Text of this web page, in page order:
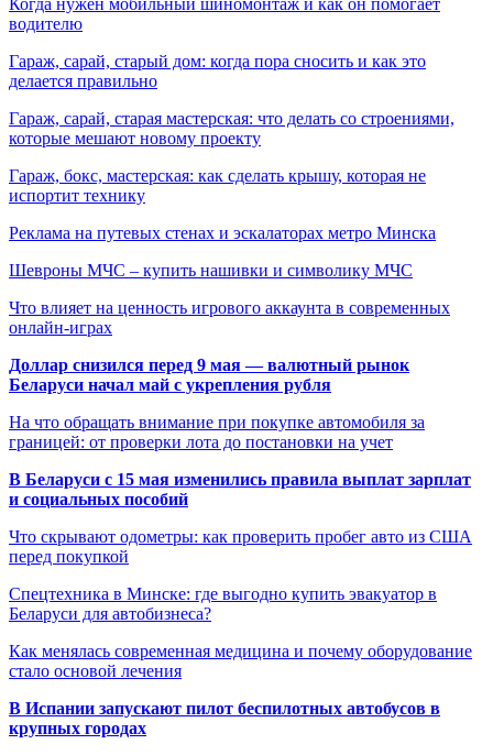
Когда нужен мобильный шиномонтаж и как он помогает
водителю
Гараж, сарай, старый дом: когда пора сносить и как это
делается правильно
Гараж, сарай, старая мастерская: что делать со строениями,
которые мешают новому проекту
Гараж, бокс, мастерская: как сделать крышу, которая не
испортит технику
Реклама на путевых стенах и эскалаторах метро Минска
Шевроны МЧС – купить нашивки и символику МЧС
Что влияет на ценность игрового аккаунта в современных
онлайн-играх
Доллар снизился перед 9 мая — валютный рынок
Беларуси начал май с укрепления рубля
На что обращать внимание при покупке автомобиля за
границей: от проверки лота до постановки на учет
В Беларуси с 15 мая изменились правила выплат зарплат
и социальных пособий
Что скрывают одометры: как проверить пробег авто из США
перед покупкой
Спецтехника в Минске: где выгодно купить эвакуатор в
Беларуси для автобизнеса?
Как менялась современная медицина и почему оборудование
стало основой лечения
В Испании запускают пилот беспилотных автобусов в
крупных городах